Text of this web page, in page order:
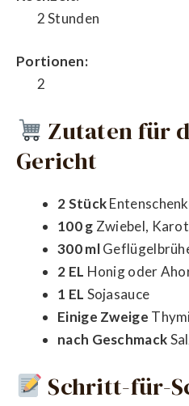
2 Stunden
Portionen:
2
Zutaten für
Gericht
2 Stück
100 g Zwiebel,
300 ml
2 EL Honig oder
1 EL Sojasauce
Einige Zweige
nach Geschmack
Schritt-für-